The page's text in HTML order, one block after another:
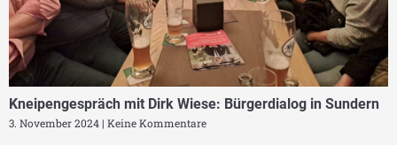
Kneipengespräch mit Dirk Wiese: Bürgerdialog in Sundern
3. November 2024 Keine Kommentare